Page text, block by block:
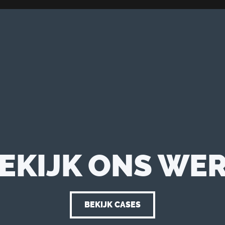
ONS
BEKIJK CASES